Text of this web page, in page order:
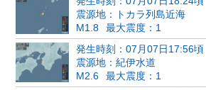
震源地：トカラ列島近海
M1.8
最大震度：1
発生時刻：07月07日17:56頃
震源地：紀伊水道
M2.6
最大震度：1